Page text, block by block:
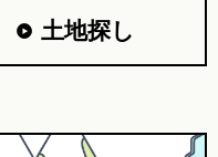
土地探し